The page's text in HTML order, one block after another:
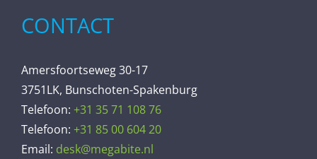
CONTACT
Amersfoortseweg 30-17
3751LK, Bunschoten-Spakenburg
Telefoon: +31 35 71 108 76
Telefoon: +31 85 00 604 20
Email: desk@megabite.nl